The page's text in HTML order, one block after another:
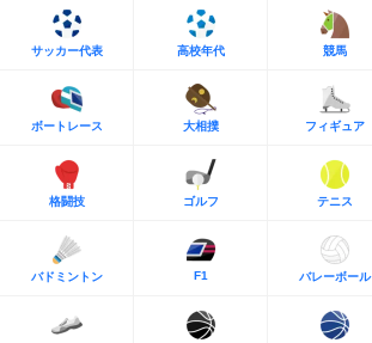
サッカー代表 高校年代 競馬
ボートレース 大相撲 フィギュア
格闘技 ゴルフ テニス
バドミントン F1 バレーボール